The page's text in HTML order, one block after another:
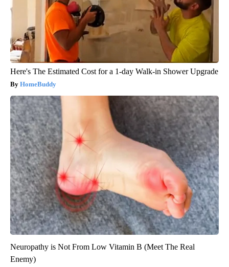
Here's The Estimated Cost for a 1-day Walk-in Shower Upgrade
HomeBuddy
Neuropathy is Not From Low Vitamin B (Meet The Real
Enemy)